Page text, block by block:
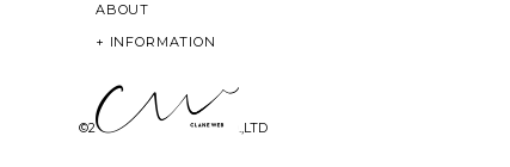
ABOUT
+ INFORMATION
©2026 CLANE DESIGN CO.,LTD